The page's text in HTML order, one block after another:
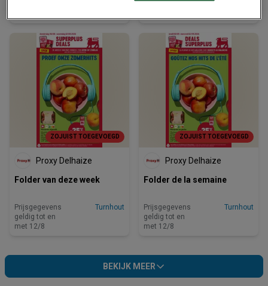
ZOJUIST TOEGEVOEGD
Proxy Delhaize
Folder van deze week
Prijsgegevens
geldig tot en
met 12/8
Turnhout
ZOJUIST TOEGEVOEGD
Proxy Delhaize
Folder de la semaine
Prijsgegevens
geldig tot en
met 12/8
Turnhout
BEKIJK MEER